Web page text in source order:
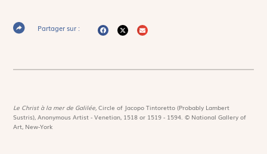
Partager sur :
Le Christ à la mer de Galilée,Circle of Jacopo Tintoretto (Probably Lambert
Sustris), Anonymous Artist - Venetian, 1518 or 1519 - 1594. © National Gallery of
Art, New-York